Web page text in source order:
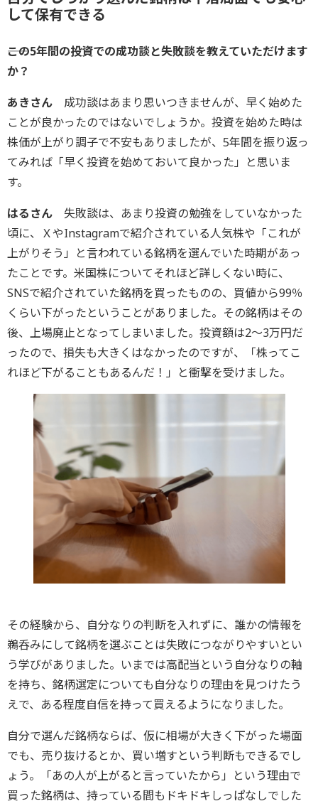
して保有できる
――この5年間の投資での成功談と失敗談を教えていただけます
か？
あきさん 成功談はあまり思いつきませんが、早く始めた
ことが良かったのではないでしょうか。投資を始めた時は
株価が上がり調子で不安もありましたが、5年間を振り返っ
てみれば「早く投資を始めておいて良かった」と思いま
す。
はるさん 失敗談は、あまり投資の勉強をしていなかった
頃に、ＸやInstagramで紹介されている人気株や「これが
上がりそう」と言われている銘柄を選んでいた時期があっ
たことです。米国株についてそれほど詳しくない時に、
SNSで紹介されていた銘柄を買ったものの、買値から99％
くらい下がったということがありました。その銘柄はその
後、上場廃止となってしまいました。投資額は2～3万円だ
ったので、損失も大きくはなかったのですが、「株ってこ
れほど下がることもあるんだ！」と衝撃を受けました。
その経験から、自分なりの判断を入れずに、誰かの情報を
鵜呑みにして銘柄を選ぶことは失敗につながりやすいとい
う学びがありました。いまでは高配当という自分なりの軸
を持ち、銘柄選定についても自分なりの理由を見つけたう
えで、ある程度自信を持って買えるようになりました。
自分で選んだ銘柄ならば、仮に相場が大きく下がった場面
でも、売り抜けるとか、買い増すという判断もできるでし
ょう。「あの人が上がると言っていたから」という理由で
買った銘柄は、持っている間もドキドキしっぱなしでした